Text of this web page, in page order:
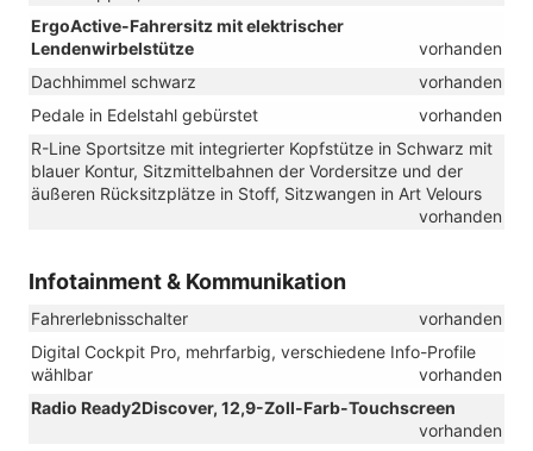
ErgoActive-Fahrersitz mit elektrischer
Lendenwirbelstütze
vorhanden
Dachhimmel schwarz
vorhanden
Pedale in Edelstahl gebürstet
vorhanden
R-Line Sportsitze mit integrierter Kopfstütze in Schwarz mit
blauer Kontur, Sitzmittelbahnen der Vordersitze und der
äußeren Rücksitzplätze in Stoff, Sitzwangen in Art Velours
vorhanden
Infotainment & Kommunikation
Fahrerlebnisschalter
vorhanden
Digital Cockpit Pro, mehrfarbig, verschiedene Info-Profile
wählbar
vorhanden
Radio Ready2Discover, 12,9-Zoll-Farb-Touchscreen
vorhanden